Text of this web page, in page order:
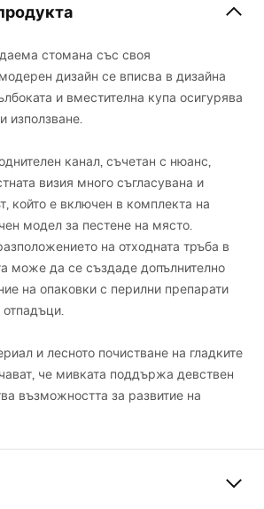
стомана със своя
дизайн се вписва в дизайна
и вместителна купа осигурява
използване.
канал, съчетан с нюанс,
визия много съгласувана и
който е включен в комплекта на
модел за пестене на място.
на отходната тръба в
може да се създаде допълнително
на опаковки с перилни препарати
отпадъци.
и лесното почистване на гладките
че мивката поддържа девствен
възможността за развитие на